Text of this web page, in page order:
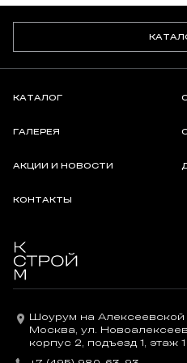
Чтобы предотвратить слишком
раствора (в экстремальном
слишком быстрое схватывание
в зависимости от
по водопоглощению кирпича,
КАТАЛОГ
ГАЛЕРЕЯ
АКЦИИ И НОВОСТИ
КОНТАКТЫ
Шоурум на Алексеевской
Москва, ул.
корпус 2, подъезд 1, этаж 1